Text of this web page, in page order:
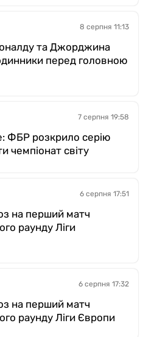
8 серпня 11:13
та Джорджина
перед головною
7 серпня 19:58
ФБР розкрило серію
чемпіонат світу
6 серпня 17:51
на перший матч
раунду Ліги
6 серпня 17:32
на перший матч
раунду Ліги Європи